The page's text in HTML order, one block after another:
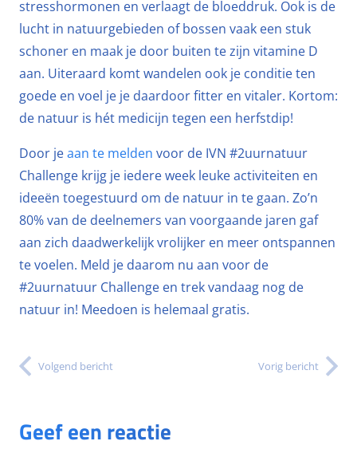
stresshormonen en verlaagt de bloeddruk. Ook is de
lucht in natuurgebieden of bossen vaak een stuk
schoner en maak je door buiten te zijn vitamine D
aan. Uiteraard komt wandelen ook je conditie ten
goede en voel je je daardoor fitter en vitaler. Kortom:
de natuur is hét medicijn tegen een herfstdip!
Door jeaan te melden voor de IVN #2uurnatuur
Challenge krijg je iedere week leuke activiteiten en
ideeën toegestuurd om de natuur in te gaan. Zo’n
80% van de deelnemers van voorgaande jaren gaf
aan zich daadwerkelijk vrolijker en meer ontspannen
te voelen. Meld je daarom nu aan voor de
#2uurnatuur Challenge en trek vandaag nog de
natuur in! Meedoen is helemaal gratis.
Volgend bericht Vorig bericht
Geef een reactie